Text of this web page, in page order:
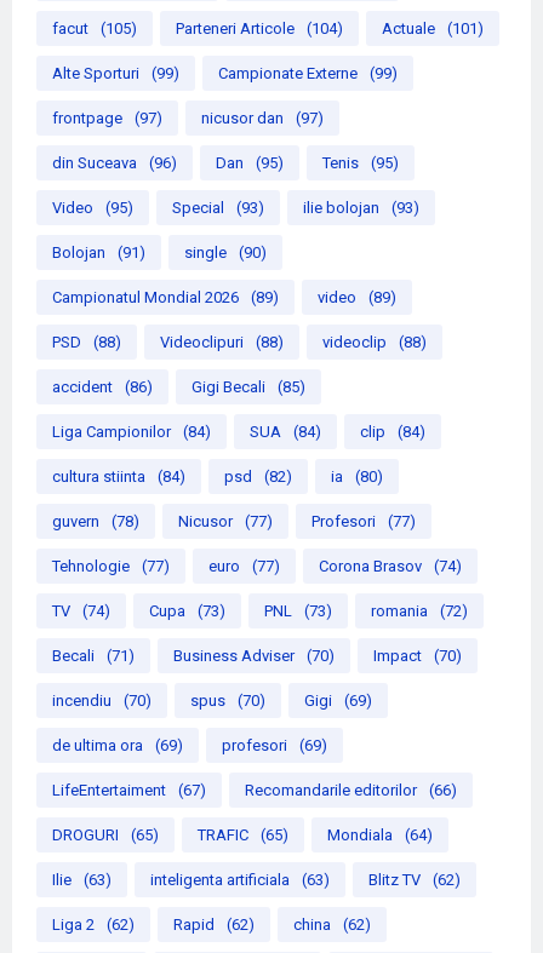
facut (105) Parteneri Articole (104) Actuale (101)
Alte Sporturi (99) Campionate Externe (99)
frontpage (97) nicusor dan (97)
din Suceava (96) Dan (95) Tenis (95)
Video (95) Special (93) ilie bolojan (93)
Bolojan (91) single (90)
Campionatul Mondial 2026 (89) video (89)
PSD (88) Videoclipuri (88) videoclip (88)
accident (86) Gigi Becali (85)
Liga Campionilor (84) SUA (84) clip (84)
cultura stiinta (84) psd (82) ia (80)
guvern (78) Nicusor (77) Profesori (77)
Tehnologie (77) euro (77) Corona Brasov (74)
TV (74) Cupa (73) PNL (73) romania (72)
Becali (71) Business Adviser (70) Impact (70)
incendiu (70) spus (70) Gigi (69)
de ultima ora (69) profesori (69)
LifeEntertaiment (67) Recomandarile editorilor (66)
DROGURI (65) TRAFIC (65) Mondiala (64)
Ilie (63) inteligenta artificiala (63) Blitz TV (62)
Liga 2 (62) Rapid (62) china (62)